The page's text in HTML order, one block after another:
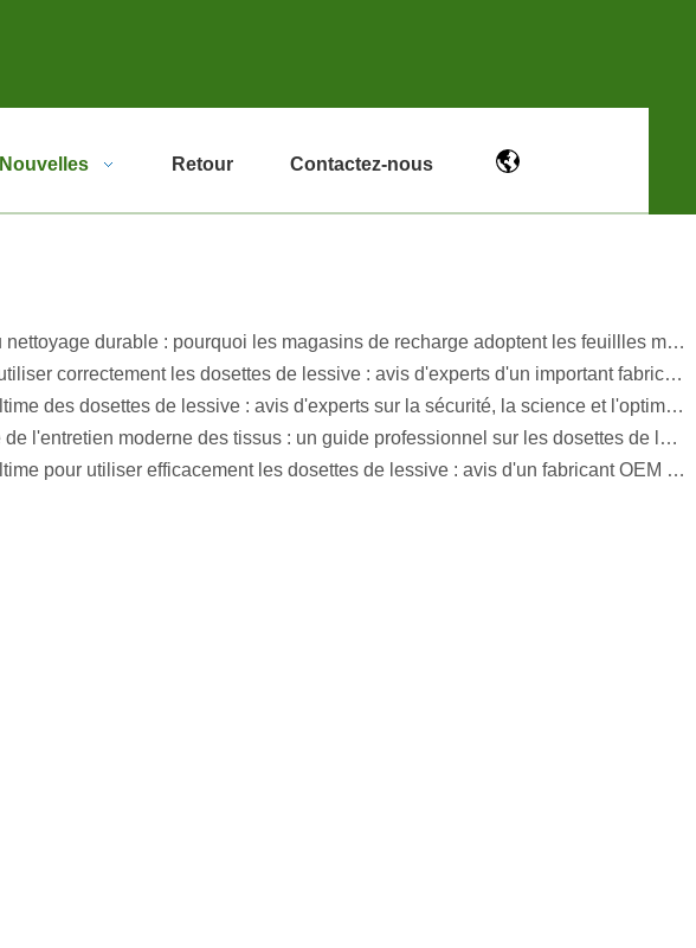
Nouvelles Retour Contactez-nous
L'avenir du nettoyage durable : pourquoi les magasins de recharge adoptent les feuillles magasins de recharge adoptent les feuilles de détergent à lessive en vrac non emballées
Comment utiliser correctement les dosettes de lessive : avis d'experts d'un important fabricant de dosettes de lessive en Chine
Le guide ultime des dosettes de lessive : avis d'experts sur la sécurité, la science et l'optimisation de la puissance de nettoyage
La science de l'entretien moderne des tissus : un guide professionnel sur les dosettes de lessive, les adoucissants et les attrape-couleurs
Le guide ultime pour utiliser efficacement les dosettes de lessive : avis d'un fabricant OEM de premier plan